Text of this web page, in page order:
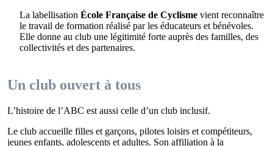
La labellisation École Française de Cyclisme vient reconnaître
le travail de formation réalisé par les éducateurs et bénévoles.
Elle donne au club une légitimité forte auprès des familles, des
collectivités et des partenaires.
Un club ouvert à tous
L’histoire de l’ABC est aussi celle d’un club inclusif.
Le club accueille filles et garçons, pilotes loisirs et compétiteurs,
jeunes enfants, adolescents et adultes. Son affiliation à la